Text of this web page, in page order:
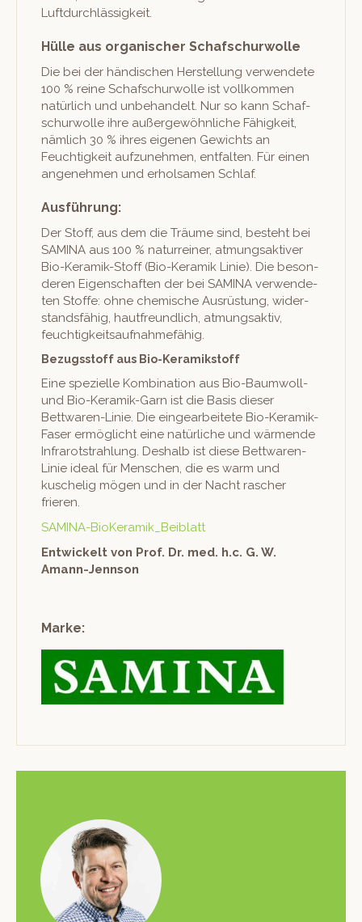
Luftdurchlässigkeit.
Hülle aus organischer Schafschurwolle
Die bei der händis­chen Her­stel­lung ver­wen­dete
100 % reine Schaf­schur­wolle ist vol­lkom­men
natür­lich und unbe­han­delt. Nur so kann Schaf­
schur­wolle ihre außergewöhn­liche Fähigkeit,
näm­lich 30 % ihres eige­nen Gewichts an
Feuchtigkeit aufzunehmen, ent­fal­ten. Für einen
angenehmen und erhol­samen Schlaf.
Ausführung:
Der Stoff, aus dem die Träume sind, beste­ht bei
SAMINA aus 100 % natur­rein­er, atmungsak­tiv­er
Bio-Keramik-Stoff (Bio-Keramik Lin­ie). Die beson­
deren Eigen­schaften der bei SAMINA ver­wen­de­
ten Stoffe: ohne chemis­che Aus­rüs­tung, wider­
stands­fähig, haut­fre­undlich, atmungsak­tiv,
feuchtigkeitsaufnahmefähig.
Bezugsstoff aus Bio-Keramikstoff
Eine spezielle Kom­bi­na­tion aus Bio-Baum­woll-
und Bio-Keramik-Garn ist die Basis dieser
Bettwaren-Lin­ie. Die eingear­beit­ete Bio-Keramik-
Fas­er ermöglicht eine natür­liche und wär­mende
Infrarot­strahlung. Deshalb ist diese Bettwaren-
Lin­ie ide­al für Men­schen, die es warm und
kusche­lig mögen und in der Nacht rasch­er
frieren.
SAM­I­NA-BioK­eramik_Beiblatt
Entwick­elt von Prof. Dr. med. h.c. G. W.
Amann-Jennson
Marke: